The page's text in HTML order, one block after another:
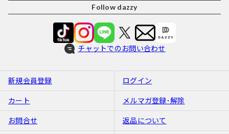
Follow dazzy
チャットでのお問い合わせ
新規会員登録 ログイン
カート メルマガ登録･解除
お問合せ 返品について